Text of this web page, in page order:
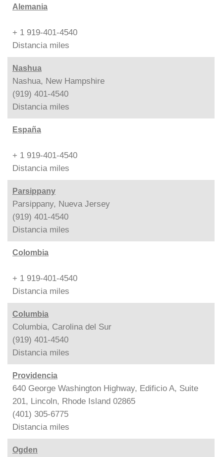
Alemania
+ 1 919-401-4540
Distancia miles
Nashua
Nashua, New Hampshire
(919) 401-4540
Distancia miles
España
+ 1 919-401-4540
Distancia miles
Parsippany
Parsippany, Nueva Jersey
(919) 401-4540
Distancia miles
Colombia
+ 1 919-401-4540
Distancia miles
Columbia
Columbia, Carolina del Sur
(919) 401-4540
Distancia miles
Providencia
640 George Washington Highway, Edificio A, Suite
201, Lincoln, Rhode Island 02865
(401) 305-6775
Distancia miles
Ogden